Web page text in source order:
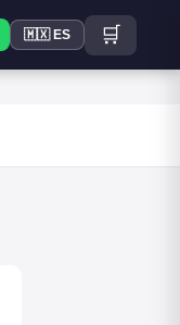
🇲🇽 ES 🛒